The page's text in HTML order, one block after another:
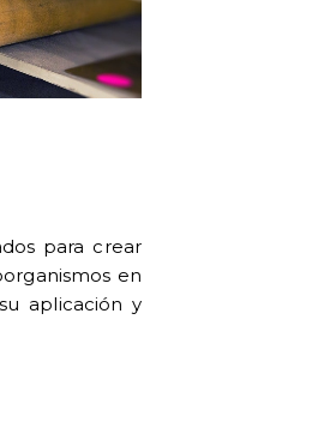
para crear
en
aplicación y